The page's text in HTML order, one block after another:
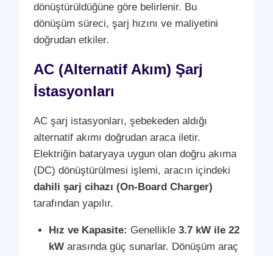
dönüştürüldüğüne göre belirlenir. Bu
dönüşüm süreci, şarj hızını ve maliyetini
doğrudan etkiler.
AC (Alternatif Akım) Şarj
İstasyonları
AC şarj istasyonları, şebekeden aldığı
alternatif akımı doğrudan araca iletir.
Elektriğin bataryaya uygun olan doğru akıma
(DC) dönüştürülmesi işlemi, aracın içindeki
dahili şarj cihazı (On-Board Charger)
tarafından yapılır.
Hız ve Kapasite: Genellikle3.7 kW ile 22
kW arasında güç sunarlar. Dönüşüm araç